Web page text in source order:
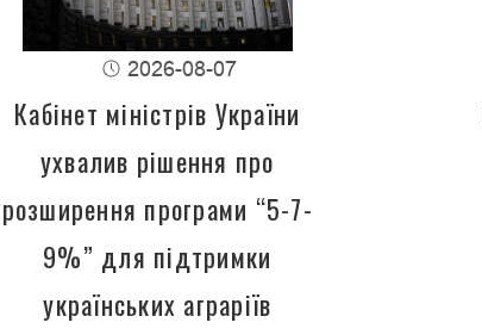
2026-08-07
Кабінет міністрів України
ухвалив рішення про
розширення програми “5-7-
9%” для підтримки
українських аграріїв